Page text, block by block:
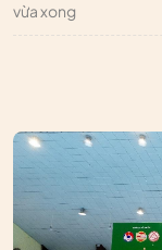
vừa xong